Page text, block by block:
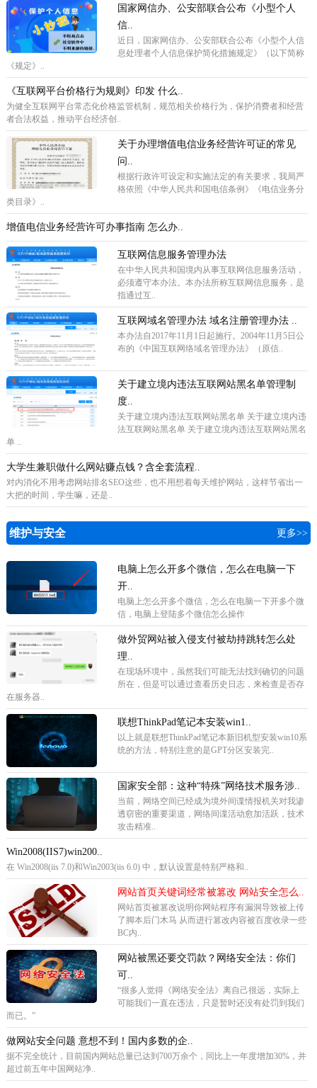
国家网信办、公安部联合公布《小型个人
信..
近日，国家网信办、公安部联合公布《小型个人信
息处理者个人信息保护简化措施规定》（以下简称
《规定》..
《互联网平台价格行为规则》印发 什么..
为健全互联网平台常态化价格监管机制，规范相关价格行为，保护消费者和经营
者合法权益，推动平台经济创..
关于办理增值电信业务经营许可证的常见
问..
根据行政许可设定和实施法定的有关要求，我局严
格依照《中华人民共和国电信条例》《电信业务分
类目录》..
增值电信业务经营许可办事指南 怎么办..
互联网信息服务管理办法
在中华人民共和国境内从事互联网信息服务活动，
必须遵守本办法。本办法所称互联网信息服务，是
指通过互..
互联网域名管理办法 域名注册管理办法 ..
本办法自2017年11月1日起施行。2004年11月5日公
布的《中国互联网络域名管理办法》（原信..
关于建立境内违法互联网站黑名单管理制
度..
关于建立境内违法互联网站黑名单 关于建立境内违
法互联网站黑名单 关于建立境内违法互联网站黑名
单 ..
大学生兼职做什么网站赚点钱？含全套流程..
对内消化不用考虑网站排名SEO这些，也不用想着每天维护网站，这样节省出一
大把的时间，学生嘛，还是..
维护与安全 更多>>
电脑上怎么开多个微信，怎么在电脑一下
开..
电脑上怎么开多个微信，怎么在电脑一下开多个微
信，电脑上登陆多个微信怎么操作
做外贸网站被入侵支付被劫持跳转怎么处
理..
在现场环境中，虽然我们可能无法找到确切的问题
所在，但是可以通过查看历史日志，来检查是否存
在服务器..
联想ThinkPad笔记本安装win1..
以上就是联想ThinkPad笔记本新旧机型安装win10系
统的方法，特别注意的是GPT分区安装完..
国家安全部：这种“特殊”网络技术服务涉..
当前，网络空间已经成为境外间谍情报机关对我渗
透窃密的重要渠道，网络间谍活动愈加活跃，技术
攻击精准..
Win2008(IIS7)win200..
在 Win2008(iis 7.0)和Win2003(iis 6.0) 中，默认设置是特别严格和..
网站首页关键词经常被篡改 网站安全怎么..
网站首页被篡改说明你网站程序有漏洞导致被上传
了脚本后门木马 从而进行篡改内容被百度收录一些
BC内..
网站被黑还要交罚款？网络安全法：你们
可..
“很多人觉得《网络安全法》离自己很远，实际上
可能我们一直在违法，只是暂时还没有处罚到我们
而已。”
做网站安全问题 意想不到！国内多数的企..
据不完全统计，目前国内网站总量已达到700万余个，同比上一年度增加30%，并
超过前五年中国网站净..